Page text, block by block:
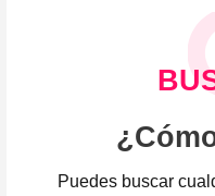
Puedes buscar